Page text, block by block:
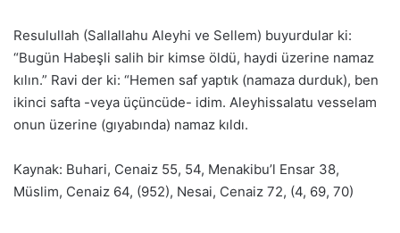
Resulullah (Sallallahu Aleyhi ve Sellem) buyurdular ki:
“Bugün Habeşli salih bir kimse öldü, haydi üzerine namaz
kılın.” Ravi der ki: “Hemen saf yaptık (namaza durduk), ben
ikinci safta -veya üçüncüde- idim. Aleyhissalatu vesselam
onun üzerine (gıyabında) namaz kıldı.
Kaynak: Buhari, Cenaiz 55, 54, Menakibu’l Ensar 38,
Müslim, Cenaiz 64, (952), Nesai, Cenaiz 72, (4, 69, 70)